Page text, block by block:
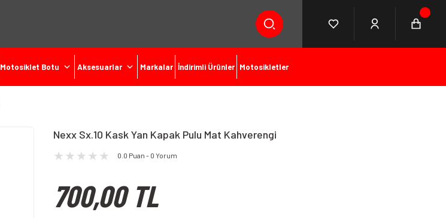
Motosiklet Botu Aksesuarlar Markalar İndirimli Ürünler Motosikletler
Nexx Sx.10 Kask Yan Kapak Pulu Mat Kahverengi
0.0 Puan - 0 Yorum
700,00 TL